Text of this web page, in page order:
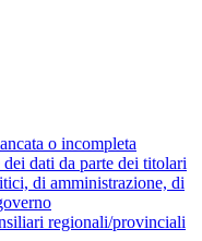
o incompleta
dati da parte dei titolari
di amministrazione, di
regionali/provinciali